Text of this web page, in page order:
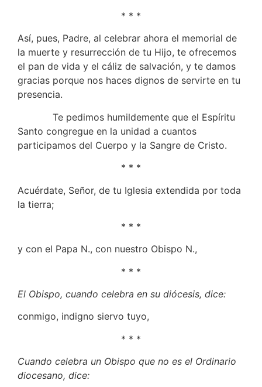
* * *
Así, pues, Padre, al celebrar ahora el memorial de
la muerte y resurrección de tu Hijo, te ofrecemos
el pan de vida y el cáliz de salvación, y te damos
gracias porque nos haces dignos de servirte en tu
presencia.
Te pedimos humildemente que el Espíritu
Santo congregue en la unidad a cuantos
participamos del Cuerpo y la Sangre de Cristo.
* * *
Acuérdate, Señor, de tu Iglesia extendida por toda
la tierra;
* * *
y con el Papa N., con nuestro Obispo N.,
* * *
El Obispo, cuando celebra en su diócesis, dice:
conmigo, indigno siervo tuyo,
* * *
Cuando celebra un Obispo que no es el Ordinario
diocesano, dice: